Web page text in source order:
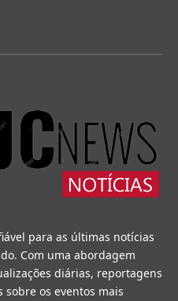
para as últimas notícias
Com uma abordagem
diárias, reportagens
os eventos mais